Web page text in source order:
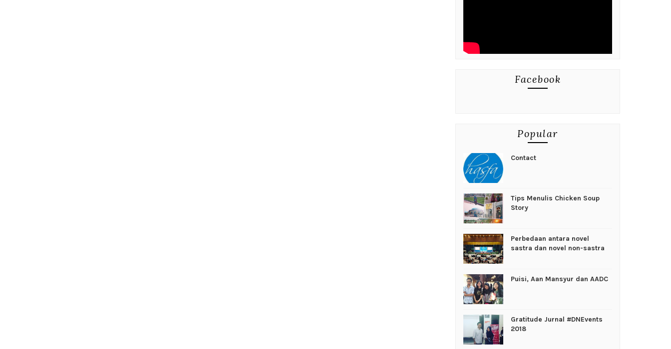
Facebook
Popular
Contact
Tips Menulis Chicken Soup
Story
Perbedaan antara novel
sastra dan novel non-sastra
Puisi, Aan Mansyur dan AADC
Gratitude Jurnal #DNEvents
2018